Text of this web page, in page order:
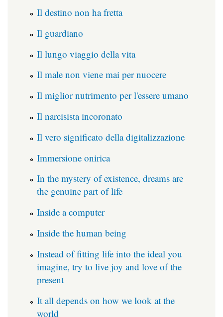
Il destino non ha fretta
Il guardiano
Il lungo viaggio della vita
Il male non viene mai per nuocere
Il miglior nutrimento per l'essere umano
Il narcisista incoronato
Il vero significato della digitalizzazione
Immersione onirica
In the mystery of existence, dreams are
the genuine part of life
Inside a computer
Inside the human being
Instead of fitting life into the ideal you
imagine, try to live joy and love of the
present
It all depends on how we look at the
world